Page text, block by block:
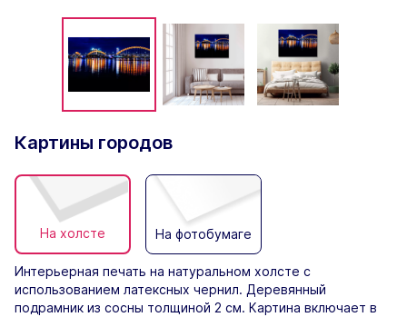
Картины городов
На холсте На фотобумаге
Интерьерная печать на натуральном холсте с
использованием латексных чернил. Деревянный
подрамник из сосны толщиной 2 см. Картина включает в